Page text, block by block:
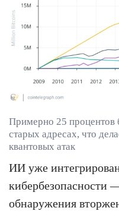
Примерно 25 процентов
старых адресах, что
квантовых атак
ИИ уже
кибербезопасности
обнаружения